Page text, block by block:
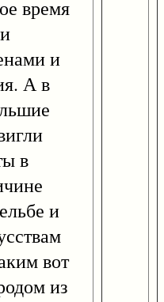
время
и
А в
в
и
вот
из